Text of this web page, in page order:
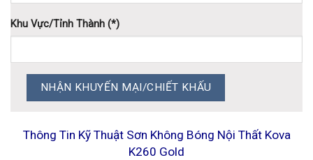
Khu Vực/Tỉnh Thành (*)
Thông Tin Kỹ Thuật Sơn Không Bóng Nội Thất Kova
K260 Gold